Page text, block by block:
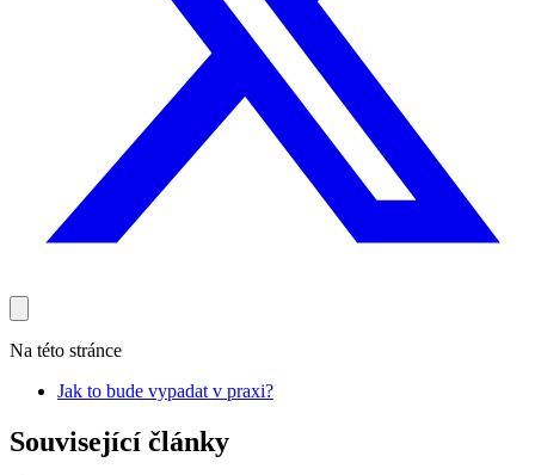
Na této stránce
Jak to bude vypadat v praxi?
Související články